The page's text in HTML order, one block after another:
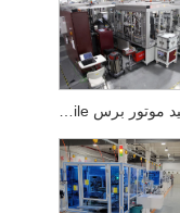
خط تولید موتور برس Abs Automobile